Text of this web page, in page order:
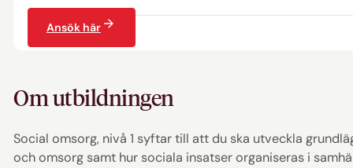
Om utbildningen
Social omsorg, nivå 1 syftar till att du ska utveckla
och omsorg samt hur sociala insatser organiseras i
Ansök här